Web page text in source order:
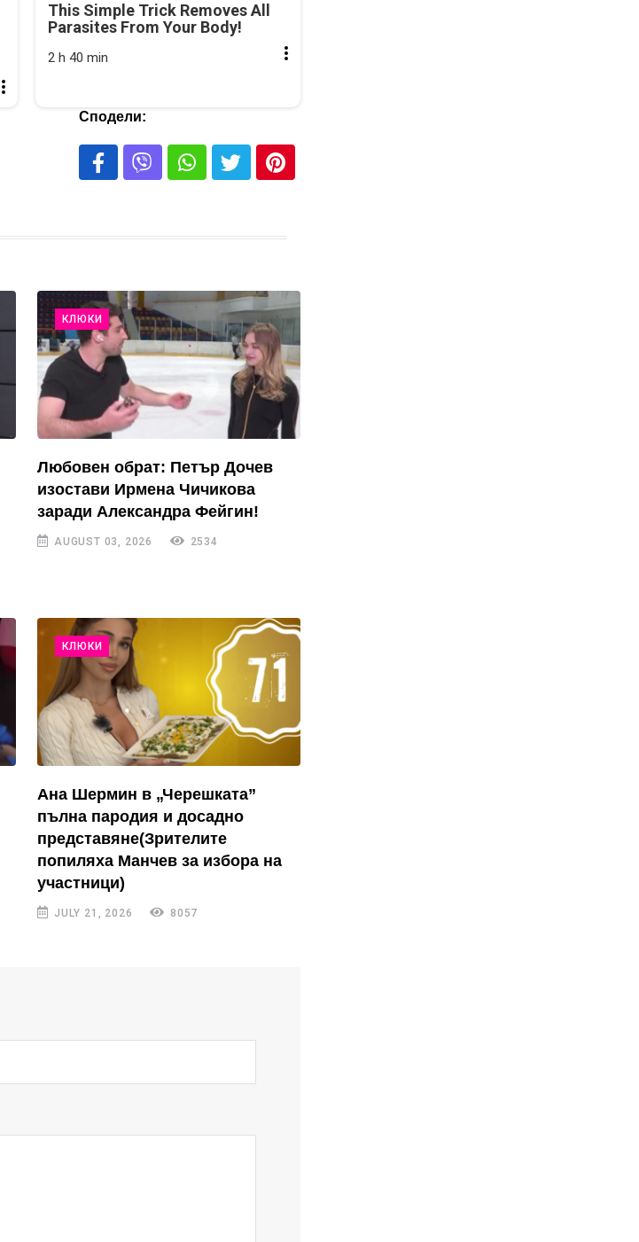
This Simple Trick Removes All
Parasites From Your Body!
2 h 40 min
Сподели:
КЛЮКИ
Любовен обрат: Петър Дочев
изостави Ирмена Чичикова
заради Александра Фейгин!
AUGUST 03, 2026 2534
КЛЮКИ
Ана Шермин в „Черешката”
пълна пародия и досадно
представяне(Зрителите
попиляха Манчев за избора на
участници)
JULY 21, 2026 8057